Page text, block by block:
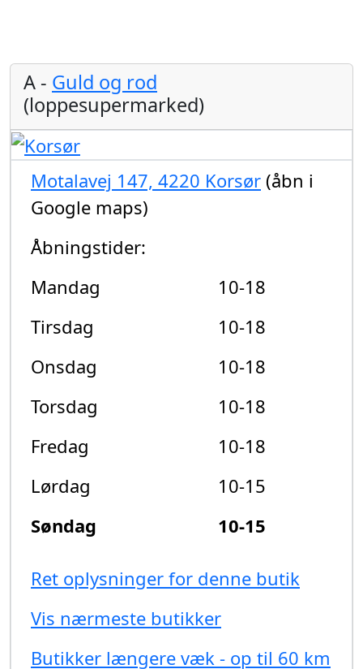
A - Guld og rod
(loppesupermarked)
Motalavej 147, 4220 Korsør (åbn i
Google maps)
Åbningstider:
Mandag
10-18
Tirsdag
10-18
Onsdag
10-18
Torsdag
10-18
Fredag
10-18
Lørdag
10-15
Søndag
10-15
Ret oplysninger for denne butik
Vis nærmeste butikker
Butikker længere væk - op til 60 km